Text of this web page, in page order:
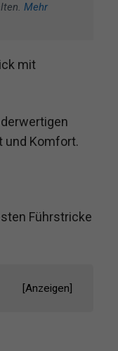
Mehr
mit
und Komfort.
Führstricke
[Anzeigen]